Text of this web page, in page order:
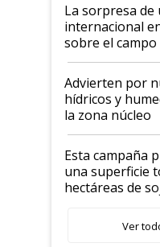
La sorpresa
internacional
sobre el
"Estoy muy
Advierten por
hídricos y
la zona núcleo
Esta campaña
una superficie
hectáreas de
variedades que
salto
Ver